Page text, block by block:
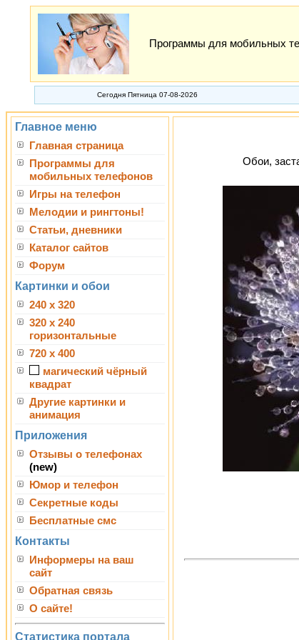
Программы для мобильных
Сегодня Пятница 07-08-2026
Главное меню
Главная страница
Программы для
мобильных телефонов
Игры на телефон
Мелодии и рингтоны!
Статьи, дневники
Каталог сайтов
Форум
Картинки и обои
240 x 320
320 x 240
горизонтальные
720 x 400
магический чёрный
квадрат
Другие картинки и
анимация
Приложения
Отзывы о телефонах
(new)
Юмор и телефон
Секретные коды
Бесплатные смс
Контакты
Информеры на ваш
сайт
Обратная связь
О сайте!
Статистика портала
Обои,